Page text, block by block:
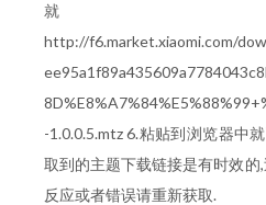
就
http://f6.market.xiaomi.com/
-1.0.0.5.mtz 6.粘贴到浏览器中
取到的主题下载链接是有时效
反应或者错误请重新获取.